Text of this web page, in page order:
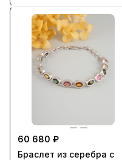
60 680 ₽
Браслет из серебра с